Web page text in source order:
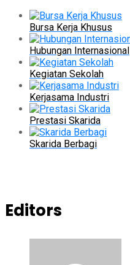
Bursa Kerja Khusus
Hubungan Internasional
Kegiatan Sekolah
Kerjasama Industri
Prestasi Skarida
Skarida Berbagi
Editors